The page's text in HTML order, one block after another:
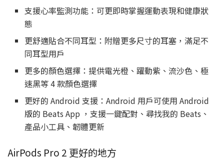
支援心率監測功能：可更即時掌握運動表現和健康狀
態
更舒適貼合不同耳型：附贈更多尺寸的耳塞，滿足不
同耳型用戶
更多的顏色選擇：提供電光橙、躍動紫、流沙色、極
速黑等 4 款顏色選擇
更好的 Android 支援：Android 用戶可使用 Android
版的 Beats App ，支援一鍵配對、尋找我的 Beats、
產品小工具、韌體更新
AirPods Pro 2 更好的地方